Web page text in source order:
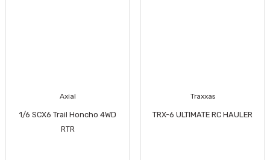
Axial
1/6 SCX6 Trail Honcho 4WD
RTR
Traxxas
TRX-6 ULTIMATE RC HAULER